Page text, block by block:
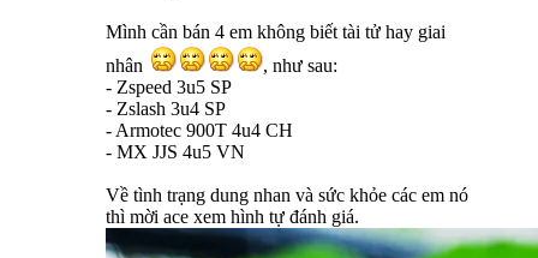
Mình cần bán 4 em không biết tài tử hay giai
nhân
, như sau:
- Zspeed 3u5 SP
- Zslash 3u4 SP
- Armotec 900T 4u4 CH
- MX JJS 4u5 VN
Về tình trạng dung nhan và sức khỏe các em nó
thì mời ace xem hình tự đánh giá.